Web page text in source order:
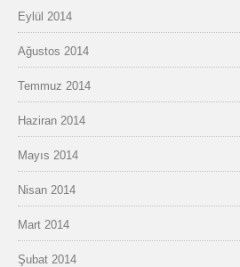
Eylül 2014
Ağustos 2014
Temmuz 2014
Haziran 2014
Mayıs 2014
Nisan 2014
Mart 2014
Şubat 2014